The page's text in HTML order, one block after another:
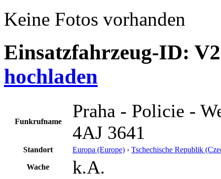
Keine Fotos vorhanden
Einsatzfahrzeug-ID:
hochladen
Funkrufname
Praha - Policie -
4AJ 3641
Standort Europa (Europe) › Tschechische Republik
Wache k.A.